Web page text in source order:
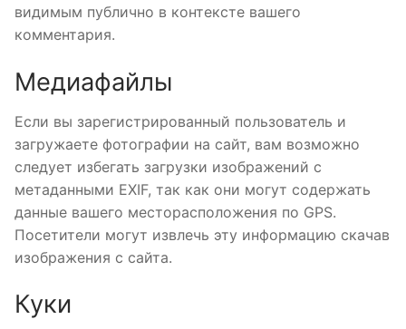
видимым публично в контексте вашего
комментария.
Медиафайлы
Если вы зарегистрированный пользователь и
загружаете фотографии на сайт, вам возможно
следует избегать загрузки изображений с
метаданными EXIF, так как они могут содержать
данные вашего месторасположения по GPS.
Посетители могут извлечь эту информацию скачав
изображения с сайта.
Куки